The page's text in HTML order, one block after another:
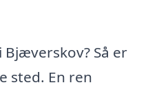
Så er
sted. En ren